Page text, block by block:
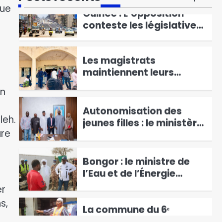
aux inondations
4
Guinée : L’opposition
conteste les législatives
5
Les magistrats
maintiennent leurs
ministre Ali Ahmat
Aghabache
6
Autonomisation des
jeunes filles : le ministère
des Sports et le projet
SOWED+ renforcent leur
partenariat
1
Bongor : le ministre de
l’Eau et de l’Énergie
inspecte les travaux de
construction de la
nouvelle centrale hybride
La commune du 6ᵉ